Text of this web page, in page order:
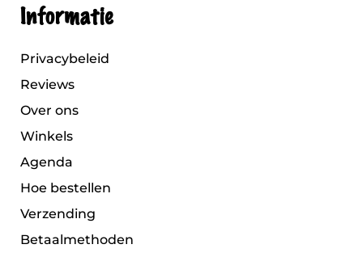
Informatie
Privacybeleid
Reviews
Over ons
Winkels
Agenda
Hoe bestellen
Verzending
Betaalmethoden